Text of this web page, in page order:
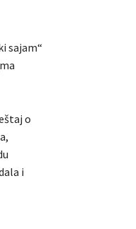
sajam“
o
i